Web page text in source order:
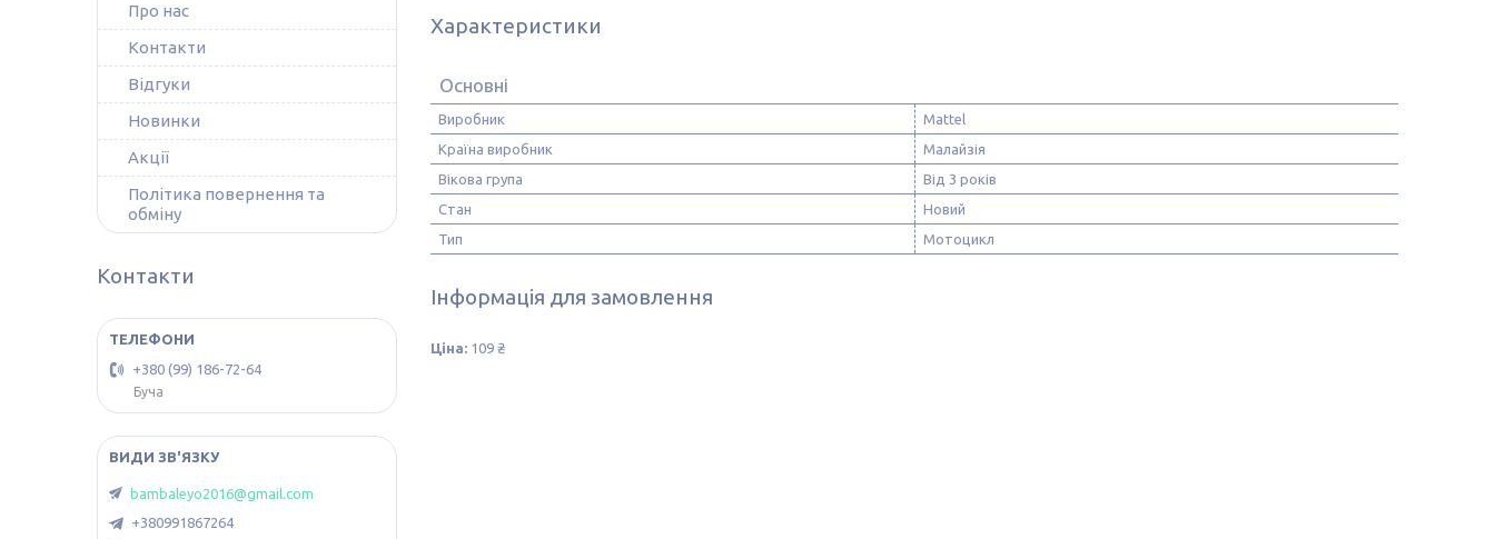
Характеристики
Основні
Виробник
Mattel
Країна виробник
Малайзія
Вікова група
Від 3 років
Стан
Новий
Тип
Мотоцикл
Інформація для замовлення
Ціна: 109 ₴
Про нас
Контакти
Відгуки
Новинки
Акції
Політика повернення та
обміну
Контакти
+380 (99) 186-72-64
Буча
bambaleyo2016@gmail.com
+380991867264